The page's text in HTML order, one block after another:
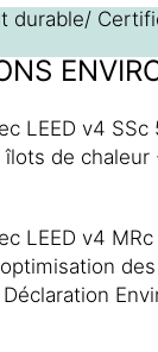
durable/
LEED v4 SSc
îlots de
LEED v4